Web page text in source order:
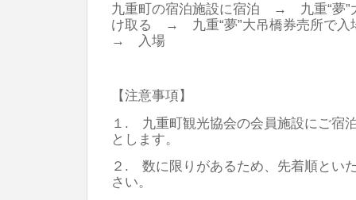
九重町の宿泊施設に宿泊 → 九重“夢”
け取る → 九重“夢”大吊橋券売所で
→ 入場
【注意事項】
１. 九重町観光協会の会員施設にご宿
とします。
２. 数に限りがあるため、先着順とい
さい。